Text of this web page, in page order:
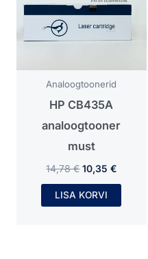
Analoogtoonerid
HP CB435A
analoogtooner
must
14,78€ 10,35€
LISA KORVI